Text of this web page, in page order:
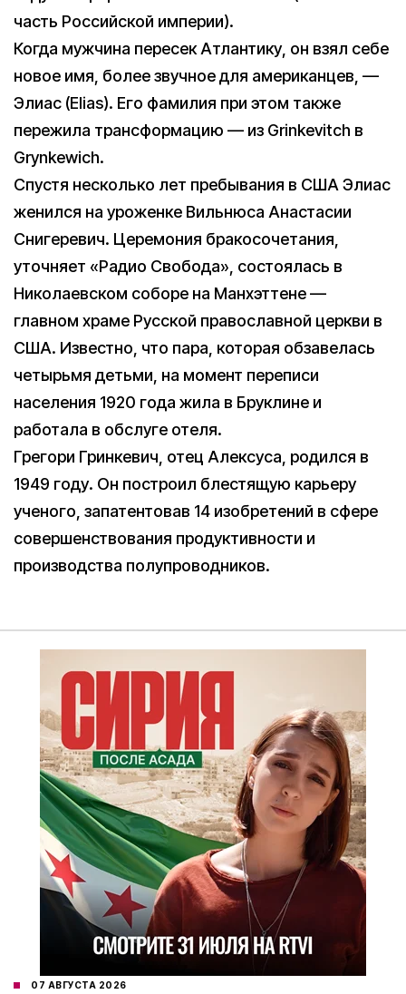
часть Российской империи).
Когда мужчина пересек Атлантику, он взял себе
новое имя, более звучное для американцев, —
Элиас (Elias). Его фамилия при этом также
пережила трансформацию — из Grinkevitch в
Grynkewich.
Спустя несколько лет пребывания в США Элиас
женился на уроженке Вильнюса Анастасии
Снигеревич. Церемония бракосочетания,
уточняет «Радио Свобода», состоялась в
Николаевском соборе на Манхэттене —
главном храме Русской православной церкви в
США. Известно, что пара, которая обзавелась
четырьмя детьми, на момент переписи
населения 1920 года жила в Бруклине и
работала в обслуге отеля.
Грегори Гринкевич, отец Алексуса, родился в
1949 году. Он построил блестящую карьеру
ученого, запатентовав 14 изобретений в сфере
совершенствования продуктивности и
производства полупроводников.
07 АВГУСТА 2026